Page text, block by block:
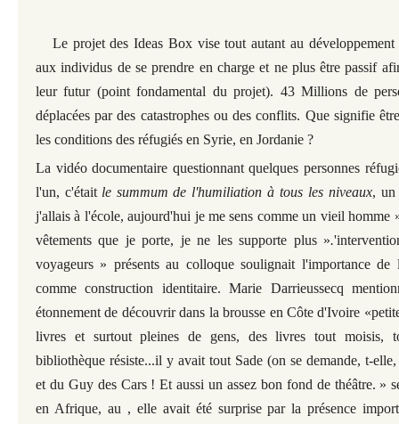
Le projet des Ideas Box vise tout autant au développement
aux individus de se prendre en charge et ne plus être passif
leur futur (point fondamental du projet). 43 Millions de
déplacées par des catastrophes ou des conflits. Que signifie
les conditions des réfugiés en Syrie, en Jordanie ?
La vidéo documentaire questionnant quelques personnes
l'un, c'était le summum de l'humiliation à tous les niveaux, un
j'allais à l'école, aujourd'hui je me sens comme un vieil homme
vêtements que je porte, je ne les supporte plus ».
voyageurs » présents au colloque soulignait l'importance de
comme construction identitaire. Marie Darrieussecq
étonnement de découvrir dans la brousse en Côte d'Ivoire
livres et surtout pleines de gens, des livres tout moisis,
bibliothèque résiste...il y avait tout Sade (on se demande, t-
et du Guy des Cars ! Et aussi un assez bon fond de théâtre. »
en Afrique, au , elle avait été surprise par la présence